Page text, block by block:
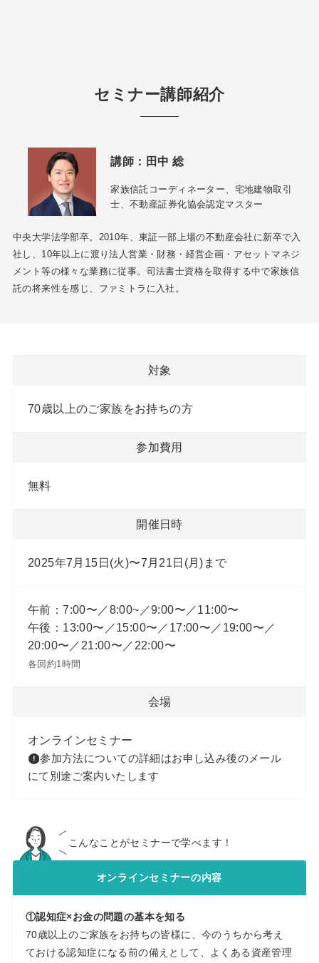
セミナー講師紹介
講師： 田中 総
家族信託コーディネーター、宅地建物取引
士、不動産証券化協会認定マスター
中央大学法学部卒。2010年、東証一部上場の不動産会社に新卒で入
社し、10年以上に渡り法人営業・財務・経営企画・アセットマネジ
メント等の様々な業務に従事。司法書士資格を取得する中で家族信
託の将来性を感じ、ファミトラに入社。
対象
70歳以上のご家族をお持ちの方
参加費用
無料
開催日時
2025年7月15日(火)〜7月21日(月)まで
午前：7:00〜／8:00~／9:00〜／11:00〜
午後：13:00〜／15:00〜／17:00〜／19:00〜／
20:00〜／21:00〜／22:00〜
各回約1時間
会場
オンラインセミナー
参加方法についての詳細はお申し込み後のメール
にて別途ご案内いたします
こんなことがセミナーで学べます！
オンラインセミナーの内容
①認知症×お金の問題の基本を知る
70歳以上のご家族をお持ちの皆様に、今のうちから考え
ておける認知症になる前の備えとして、よくある資産管理